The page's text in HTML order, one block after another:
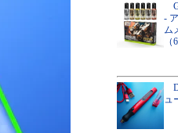
-
ム
（
ュ